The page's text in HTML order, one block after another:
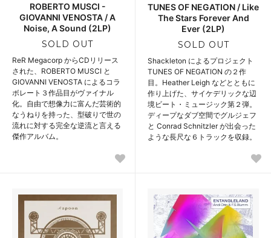
ROBERTO MUSCI -
GIOVANNI VENOSTA / A
Noise, A Sound (2LP)
SOLD OUT
ReR Megacorp からCDリリース
された、ROBERTO MUSCI と
GIOVANNI VENOSTA によるコラ
ボレート３作品目がヴァイナル
化。自由で想像力に富んだ芸術的
なうねりを持った、型破りで世の
流れに対する完全な逆流と言える
傑作アルバム。
TUNES OF NEGATION / Like
The Stars Forever And
Ever (2LP)
SOLD OUT
Shackleton によるプロジェクト
TUNES OF NEGATION の２作
目。Heather Leigh などとともに
作り上げた、サイケデリックな辺
境ビート・ミュージック第２弾。
ディープなダブ空間でグルジェフ
と Conrad Schnitzler が出会った
ような長尺な６トラックを収録。